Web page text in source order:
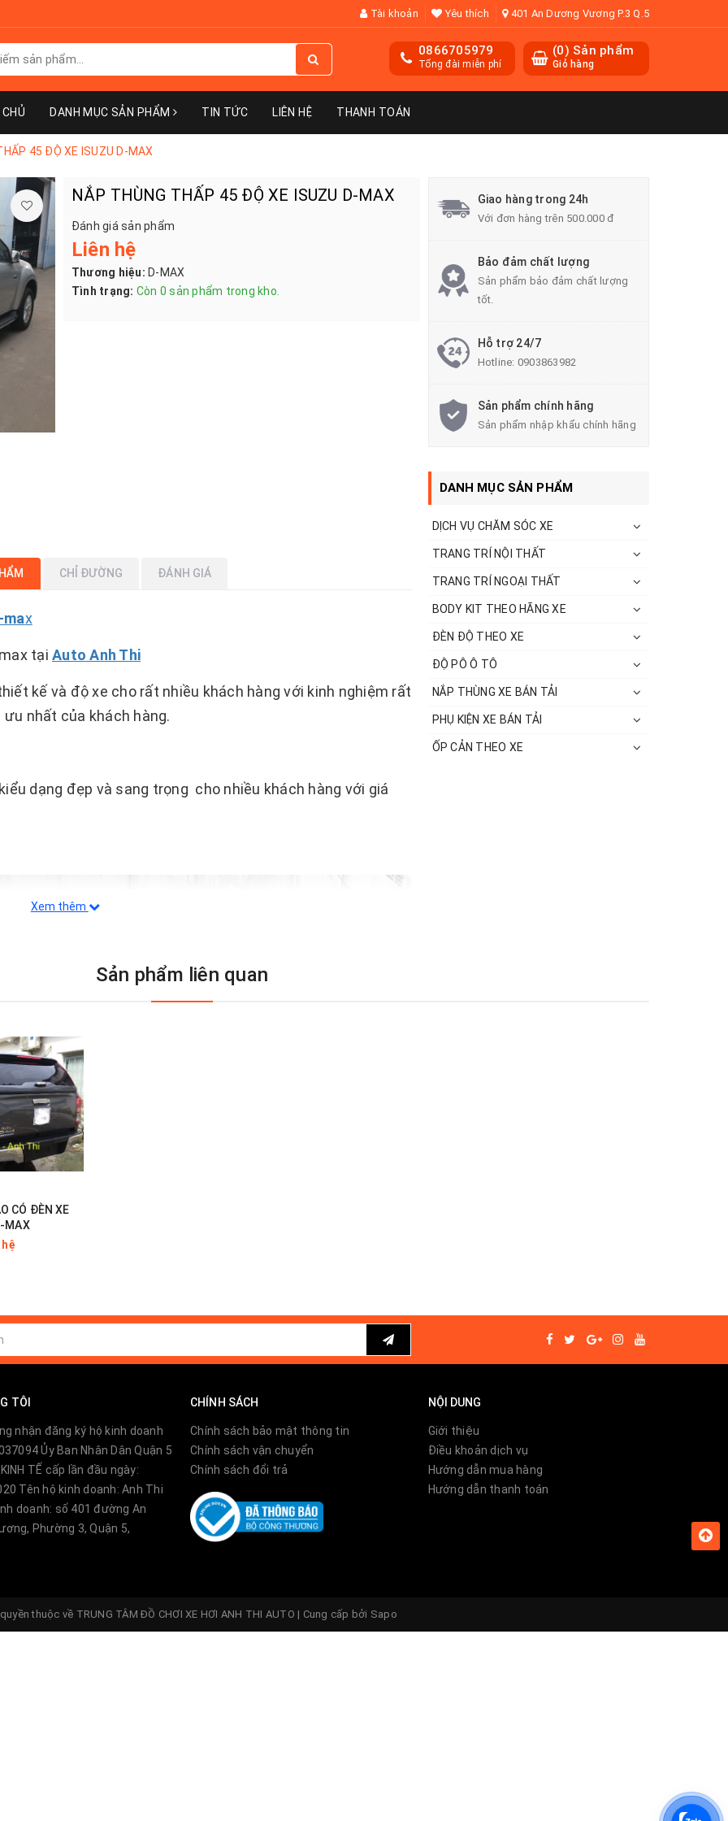
Tài khoản Yêu thích 401 An Dương Vương P.3 Q.5
(0) Sản phẩm
Giỏ hàng
0866705979
Tổng đài miễn phí
DANH MỤC SẢN PHẨM TIN TỨC LIÊN HỆ THANH TOÁN
45 ĐỘ XE ISUZU D-MAX
NẮP THÙNG THẤP 45 ĐỘ XE ISUZU D-MAX
Đánh giá sản phẩm
Liên hệ
Thương hiệu: D-MAX
Tình trạng: Còn 0 sản phẩm trong kho.
CHỈ ĐƯỜNG ĐÁNH GIÁ
x
tại Auto Anh Thi
kế và độ xe cho rất nhiều khách hàng với kinh nghiệm rất
nhất của khách hàng.
dạng đẹp và sang trọng cho nhiều khách hàng với giá
cao cấp, đạt tiêu chuẩn xuất khẩu cho những
và Châu Âu. Đến thời điểm hiện tại, thương hiệu nắp
toàn cầu.
tế và đẳng cấp. Nắp thùng xe bán tải được sản xuất
từng chi tiết nhỏ nhất, nhằm đáp ứng tất cả nhu cầu của
Xem thêm
Giao hàng trong 24h
Với đơn hàng trên 500.000 đ
Bảo đảm chất lượng
Sản phẩm bảo đảm chất lượng
tốt.
Hỗ trợ 24/7
Hotline: 0903863982
Sản phẩm chính hãng
Sản phẩm nhập khẩu chính hãng
DANH MỤC SẢN PHẨM
DỊCH VỤ CHĂM SÓC XE
TRANG TRÍ NỘI THẤT
TRANG TRÍ NGOẠI THẤT
BODY KIT THEO HÃNG XE
ĐÈN ĐỘ THEO XE
ĐỘ PÔ Ô TÔ
NẮP THÙNG XE BÁN TẢI
PHỤ KIỆN XE BÁN TẢI
ỐP CẢN THEO XE
Sản phẩm liên quan
CÓ ĐÈN XE
MAX
hệ
TÔI
nhận đăng ký hộ kinh doanh
Ủy Ban Nhân Dân Quận 5
KINH TẾ cấp lần đầu ngày:
Tên hộ kinh doanh: Anh Thi
doanh: số 401 đường An
Phường 3, Quận 5,
CHÍNH SÁCH
Chính sách bảo mật thông tin
Chính sách vận chuyển
Chính sách đổi trả
NỘI DUNG
Giới thiệu
Điều khoản dịch vụ
Hướng dẫn mua hàng
Hướng dẫn thanh toán
thuộc về TRUNG TÂM ĐỒ CHƠI XE HƠI ANH THI AUTO | Cung cấp bởi Sapo